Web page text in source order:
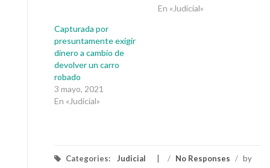
En «Judicial»
Capturada por
presuntamente exigir
dinero a cambio de
devolver un carro
robado
3 mayo, 2021
En «Judicial»
Categories: Judicial / No Responses / by